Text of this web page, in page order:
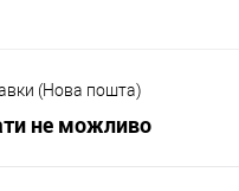
(Нова пошта)
не можливо